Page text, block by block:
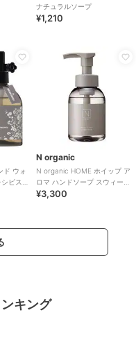
ナチュラルソープ
¥1,210
ド ウォ
ピス
N organic
N organic HOME ホイップ ア
ロマ ハンドソープ スウィート
シトラスの香り
¥3,300
キング